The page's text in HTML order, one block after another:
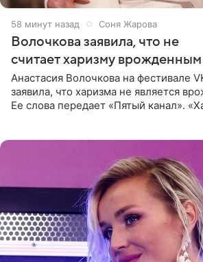
58 минут назад Соня Жарова
Волочкова заявила, что не
считает харизму
Анастасия Волочкова на фестивале
заявила, что харизма не является
Ее слова передает «Пятый канал».